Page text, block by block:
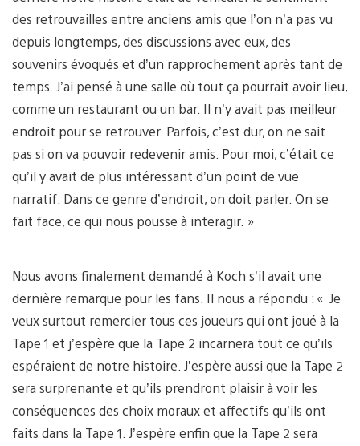
des retrouvailles entre anciens amis que l’on n’a pas vu
depuis longtemps, des discussions avec eux, des
souvenirs évoqués et d’un rapprochement après tant de
temps. J’ai pensé à une salle où tout ça pourrait avoir lieu,
comme un restaurant ou un bar. Il n’y avait pas meilleur
endroit pour se retrouver. Parfois, c’est dur, on ne sait
pas si on va pouvoir redevenir amis. Pour moi, c’était ce
qu’il y avait de plus intéressant d’un point de vue
narratif. Dans ce genre d’endroit, on doit parler. On se
fait face, ce qui nous pousse à interagir. »
Nous avons finalement demandé à Koch s’il avait une
dernière remarque pour les fans. Il nous a répondu : « Je
veux surtout remercier tous ces joueurs qui ont joué à la
Tape 1 et j’espère que la Tape 2 incarnera tout ce qu’ils
espéraient de notre histoire. J’espère aussi que la Tape 2
sera surprenante et qu’ils prendront plaisir à voir les
conséquences des choix moraux et affectifs qu’ils ont
faits dans la Tape 1. J’espère enfin que la Tape 2 sera